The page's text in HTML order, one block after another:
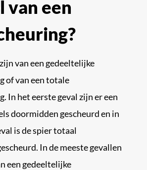
van een
van een gedeeltelijke
of van een totale
In het eerste geval zijn er een
doormidden gescheurd en in
is de spier totaal
In de meeste gevallen
een gedeeltelijke